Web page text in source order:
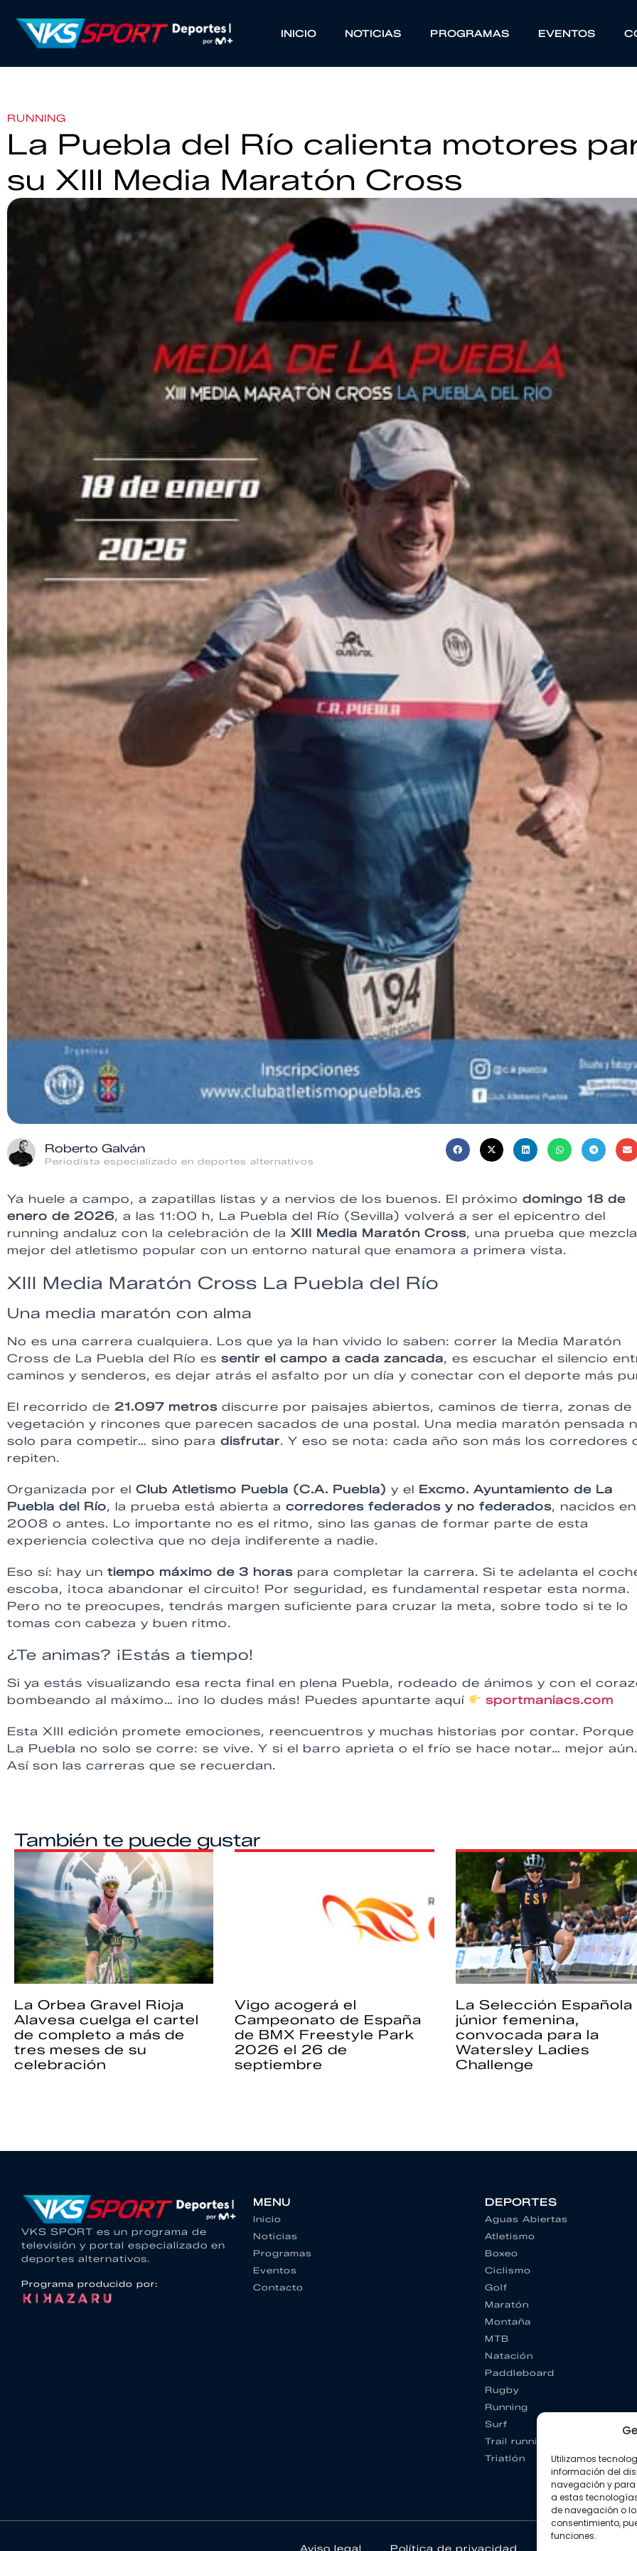
Utilizamos
información del
navegación y para
a estas
de navegación o
consentimiento,
funciones.
INICIO NOTICIAS PROGRAMAS EVENTOS
RUNNING
La Puebla del Río calienta motores
su XIII Media Maratón Cross
Roberto Galván
Periodista especializado en deportes alternativos
Ya huele a campo, a zapatillas listas y a nervios de los buenos. El próximo domingo 18 de
enero de 2026, a las 11:00 h, La Puebla del Río (Sevilla) volverá a ser el epicentro del
running andaluz con la celebración de la XIII Media Maratón Cross, una prueba que
mejor del atletismo popular con un entorno natural que enamora a primera vista.
XIII Media Maratón Cross La Puebla del Río
Una media maratón con alma
No es una carrera cualquiera. Los que ya la han vivido lo saben: correr la Media Maratón
Cross de La Puebla del Río es sentir el campo a cada zancada, es escuchar el silencio
caminos y senderos, es dejar atrás el asfalto por un día y conectar con el deporte más
El recorrido de 21.097 metros discurre por paisajes abiertos, caminos de tierra, zonas de
vegetación y rincones que parecen sacados de una postal. Una media maratón pensada
solo para competir… sino para disfrutar. Y eso se nota: cada año son más los corredores
repiten.
Organizada por el Club Atletismo Puebla (C.A. Puebla) y el Excmo. Ayuntamiento de La
Puebla del Río, la prueba está abierta a corredores federados y no federados, nacidos en
2008 o antes. Lo importante no es el ritmo, sino las ganas de formar parte de esta
experiencia colectiva que no deja indiferente a nadie.
Eso sí: hay un tiempo máximo de 3 horas para completar la carrera. Si te adelanta el
escoba, ¡toca abandonar el circuito! Por seguridad, es fundamental respetar esta norma.
Pero no te preocupes, tendrás margen suficiente para cruzar la meta, sobre todo si te lo
tomas con cabeza y buen ritmo.
¿Te animas? ¡Estás a tiempo!
Si ya estás visualizando esa recta final en plena Puebla, rodeado de ánimos y con el
bombeando al máximo… ¡no lo dudes más! Puedes apuntarte aquí
sportmaniacs.com
Esta XIII edición promete emociones, reencuentros y muchas historias por contar. Porque
La Puebla no solo se corre: se vive. Y si el barro aprieta o el frío se hace notar… mejor aún.
Así son las carreras que se recuerdan.
También te puede gustar
La Orbea Gravel Rioja
Alavesa cuelga el cartel
de completo a más de
tres meses de su
celebración
Vigo acogerá el
Campeonato de España
de BMX Freestyle Park
2026 el 26 de
septiembre
La Selección Española
júnior femenina,
convocada para la
Watersley Ladies
Challenge
VKS SPORT es un programa de
televisión y portal especializado en
deportes alternativos.
Programa producido por:
MENU
Inicio
Noticias
Programas
Eventos
Contacto
DEPORTES
Aguas Abiertas
Atletismo
Boxeo
Ciclismo
Golf
Maratón
Montaña
MTB
Natación
Paddleboard
Rugby
Running
Surf
Trail running
Triatlón
Aviso legal Política de privacidad